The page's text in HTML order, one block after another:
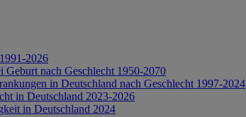
2026
Geburt nach Geschlecht 1950-2070
in Deutschland nach Geschlecht 1997-2024
in Deutschland 2023-2026
in Deutschland 2024